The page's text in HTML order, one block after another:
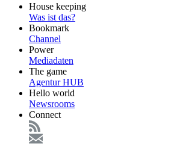
FooterHouse keeping
Was ist das?
Bookmark
Channel
Power
Mediadaten
The game
Agentur HUB
Hello world
Newsrooms
Connect